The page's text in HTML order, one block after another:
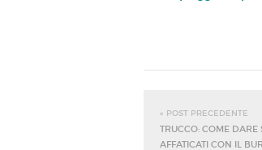
« POST PRECEDENTE
TRUCCO: COME DARE
AFFATICATI CON IL